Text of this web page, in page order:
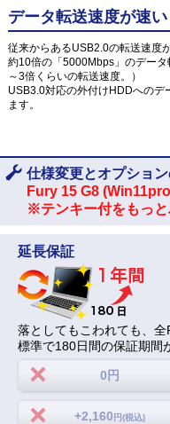
データ転送速度が速
従来からあるUSB2.0の転送速度
約10倍の「5000Mbps」のデー
～3倍くらいの転送速度。）
USB3.0対応の外付けHDDへのデ
ます。
仕様変更とオプショ
Fury 15 G8
※テンキー付をもっ
延長保証
落としてもこわれても、全
標準で180日間の保証期間
0円
+2,160 円(税込)